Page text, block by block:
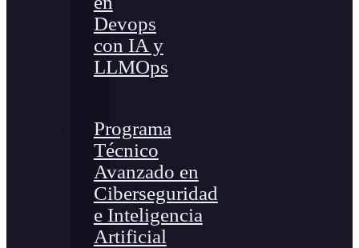
Devops
con IA y
LLMOps
Programa
Técnico
Avanzado en
Ciberseguridad
e Inteligencia
Artificial